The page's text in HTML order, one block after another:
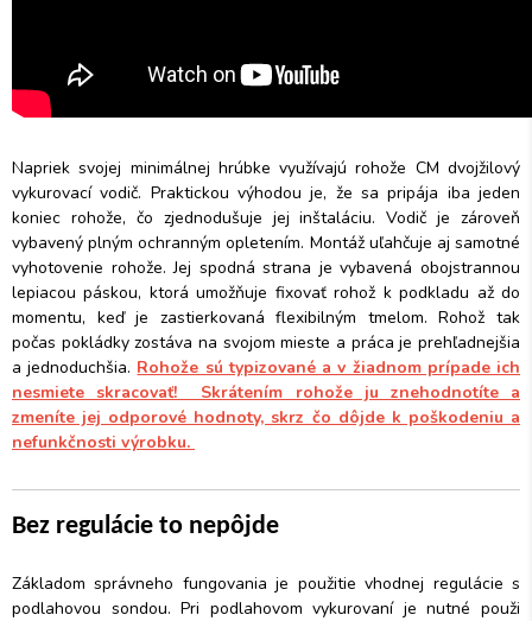
Napriek svojej minimálnej hrúbke využívajú rohože CM dvojžilový
vykurovací vodič. Praktickou výhodou je, že sa pripája iba jeden
koniec rohože, čo zjednodušuje jej inštaláciu. Vodič je zároveň
vybavený plným ochranným opletením. Montáž uľahčuje aj samotné
vyhotovenie rohože. Jej spodná strana je vybavená obojstrannou
lepiacou páskou, ktorá umožňuje fixovať rohož k podkladu až do
momentu, keď je zastierkovaná flexibilným tmelom. Rohož tak
počas pokládky zostáva na svojom mieste a práca je prehľadnejšia
a jednoduchšia. Rohože sú typizované a v žiadnom prípade ich
nesmiete skracovať! Skrátením rohože ju znehodnotíte a
zmeníte jej odporové hodnoty, skrz čo dôjde k poškodeniu a
nefunkčnosti výrobku.
Bez regulácie to nepôjde
Základom správneho fungovania je použitie vhodnej regulácie s
podlahovou sondou. Pri podlahovom vykurovaní je nutné použi